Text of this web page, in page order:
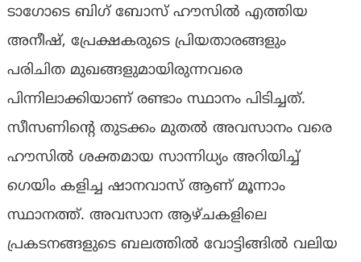
ടാഗോടെ ബിഗ് ബോസ് ഹൗസിൽ എത്തിയ
അനീഷ്, പ്രേക്ഷകരുടെ പ്രിയതാരങ്ങളും
പരിചിത മുഖങ്ങളുമായിരുന്നവരെ
പിന്നിലാക്കിയാണ് രണ്ടാം സ്ഥാനം പിടിച്ചത്.
സീസണിന്റെ തുടക്കം മുതൽ അവസാനം വരെ
ഹൗസിൽ ശക്തമായ സാന്നിധ്യം അറിയിച്ച്
ഗെയിം കളിച്ച ഷാനവാസ് ആണ് മൂന്നാം
സ്ഥാനത്ത്. അവസാന ആഴ്ചകളിലെ
പ്രകടനങ്ങളുടെ ബലത്തിൽ വോട്ടിങ്ങിൽ വലിയ